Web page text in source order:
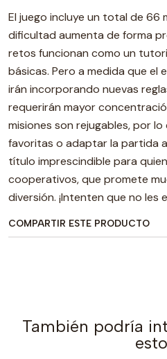
El juego incluye un total de 66
dificultad aumenta de forma
retos funcionan como un
básicas. Pero a medida que el
irán incorporando nuevas
requerirán mayor
misiones son rejugables, por
favoritas o adaptar la partida
título imprescindible para
cooperativos, que promete
diversión. ¡Intenten que no les
COMPARTIR ESTE PRODUCTO
También podría